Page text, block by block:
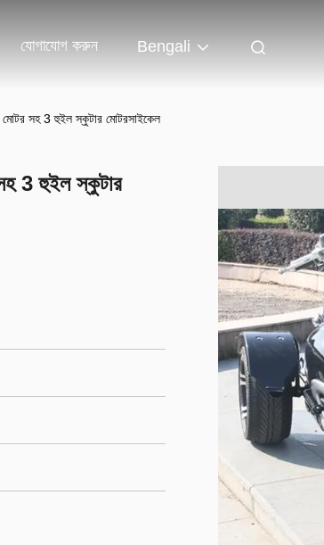
যোগাযোগ করুন Bengali
সহ 3 হুইল স্কুটার মোটরসাইকেল
3 হুইল স্কুটার